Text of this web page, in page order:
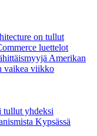
on tullut
luettelot
Amerikan
vaikea viikko
yhdeksi
Kypsässä